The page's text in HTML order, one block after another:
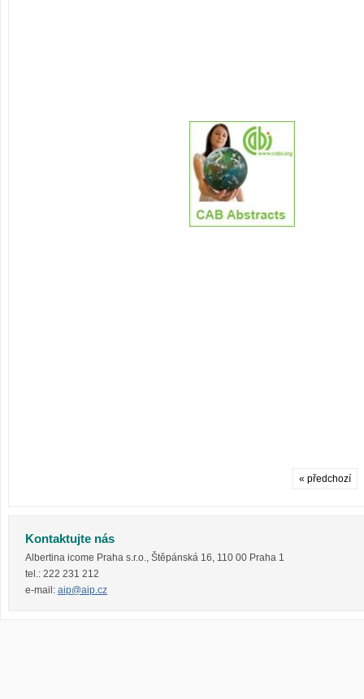
« předchozí
Kontaktujte nás
Albertina icome Praha s.r.o. Štěpánská 16 110 00 Praha 1
tel.: 222 231 212
e-mail: aip@aip.cz